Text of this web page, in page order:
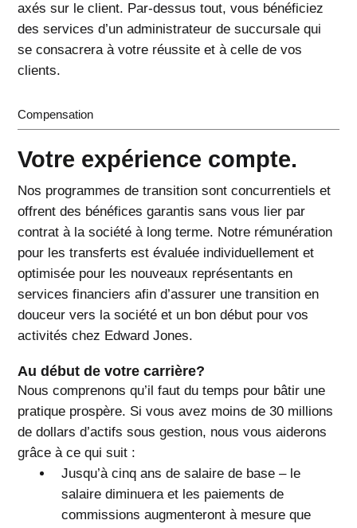
axés sur le client. Par-dessus tout, vous bénéficiez
des services d’un administrateur de succursale qui
se consacrera à votre réussite et à celle de vos
clients.
Compensation
Votre expérience compte.
Nos programmes de transition sont concurrentiels et
offrent des bénéfices garantis sans vous lier par
contrat à la société à long terme. Notre rémunération
pour les transferts est évaluée individuellement et
optimisée pour les nouveaux représentants en
services financiers afin d’assurer une transition en
douceur vers la société et un bon début pour vos
activités chez Edward Jones.
Au début de votre carrière?
Nous comprenons qu’il faut du temps pour bâtir une
pratique prospère. Si vous avez moins de 30 millions
de dollars d’actifs sous gestion, nous vous aiderons
grâce à ce qui suit :
Jusqu’à cinq ans de salaire de base – le
salaire diminuera et les paiements de
commissions augmenteront à mesure que